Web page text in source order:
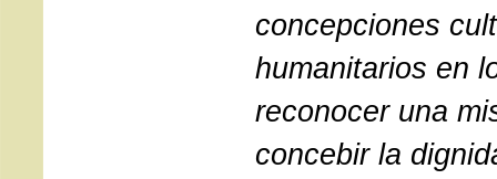
concepciones
humanitarios en
reconocer una
concebir la